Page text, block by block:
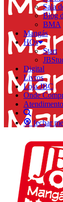
Sala
Blog
BMA
Mangás
HQs
Start
Digital
Livros
Loja JBC
Onde
Atendimento
fechar